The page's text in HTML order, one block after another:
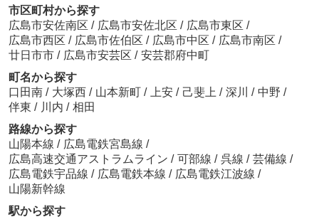
市区町村から探す
広島市安佐南区 / 広島市安佐北区 / 広島市東区 /
広島市西区 / 広島市佐伯区 / 広島市中区 / 広島市南区 /
廿日市市 / 広島市安芸区 / 安芸郡府中町
町名から探す
口田南 / 大塚西 / 山本新町 / 上安 / 己斐上 / 深川 / 中野 /
伴東 / 川内 / 相田
路線から探す
山陽本線 / 広島電鉄宮島線 /
広島高速交通アストラムライン / 可部線 / 呉線 / 芸備線 /
広島電鉄宇品線 / 広島電鉄本線 / 広島電鉄江波線 /
山陽新幹線
駅から探す